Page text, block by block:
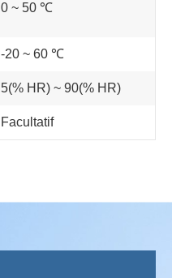
0 ~ 50 ℃
-20 ~ 60 ℃
5(% HR) ~ 90(% HR)
Facultatif